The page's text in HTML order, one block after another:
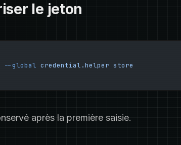
le jeton
--global credential.helper store
après la première saisie.